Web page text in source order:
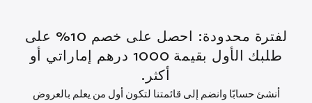
لفترة محدودة: احصل على خصم 10% على
طلبك الأول بقيمة 1000 درهم إماراتي أو
أكثر.
أنشئ حسابًا وانضم إلى قائمتنا لتكون أول من يعلم بالعروض